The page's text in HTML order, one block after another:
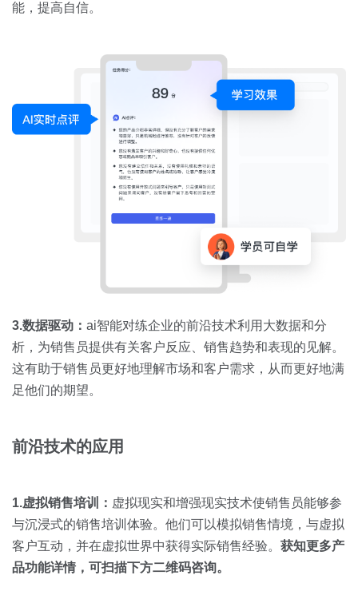
能，提高自信。
3.数据驱动： ai智能对练企业的前沿技术利用大数据和分
析，为销售员提供有关客户反应、销售趋势和表现的见解。
这有助于销售员更好地理解市场和客户需求，从而更好地满
足他们的期望。
前沿技术的应用
1.虚拟销售培训： 虚拟现实和增强现实技术使销售员能够参
与沉浸式的销售培训体验。他们可以模拟销售情境，与虚拟
客户互动，并在虚拟世界中获得实际销售经验。 获知更多产
品功能详情，可扫描下方二维码咨询。